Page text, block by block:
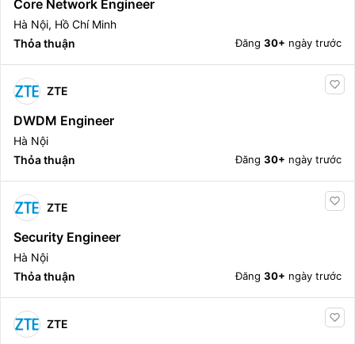
Core Network Engineer
Hà Nội, Hồ Chí Minh
Thỏa thuận
Đăng 30+ ngày trước
ZTE
DWDM Engineer
Hà Nội
Thỏa thuận
Đăng 30+ ngày trước
ZTE
Security Engineer
Hà Nội
Thỏa thuận
Đăng 30+ ngày trước
ZTE